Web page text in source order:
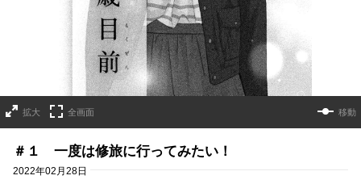
拡大 全画面 移動
＃１ 一度は修旅に行ってみたい！
2022年02月28日